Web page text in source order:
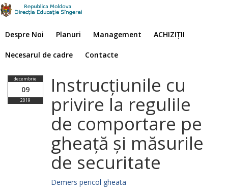
Despre Noi Planuri Management ACHIZIȚII
Necesarul de cadre Contacte
decembrie
09
2019
Instrucţiunile cu
privire la regulile
de comportare pe
gheaţă şi măsurile
de securitate
Demers pericol gheata